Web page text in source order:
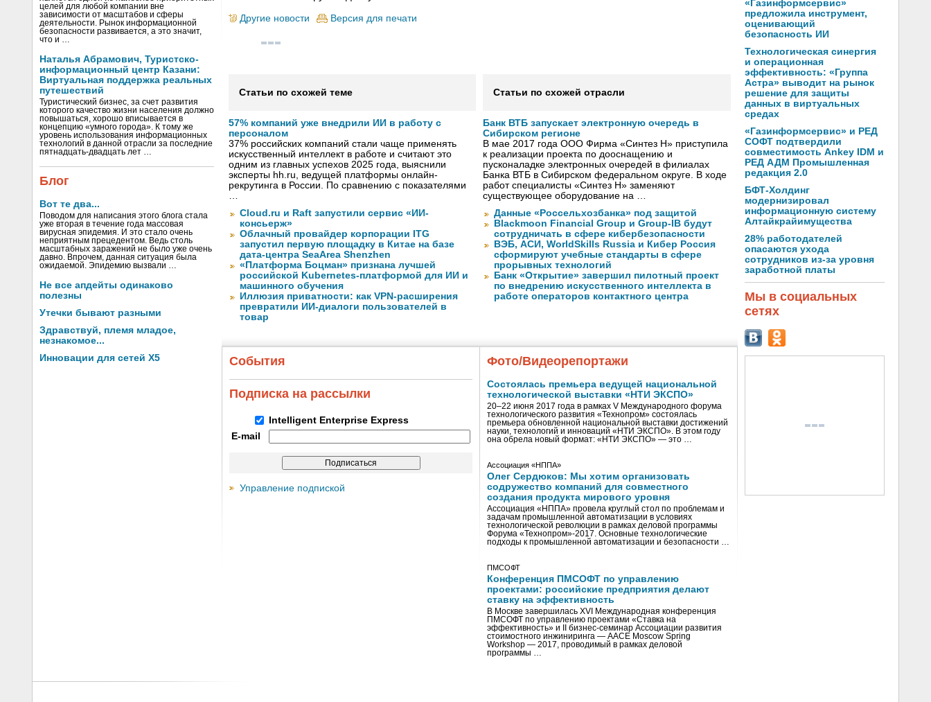
целей для любой компании вне
зависимости от масштабов и сферы
деятельности. Рынок информационной
безопасности развивается, а это значит,
что и …
Наталья Абрамович, Туристско-
информационный центр Казани:
Виртуальная поддержка реальных
путешествий
Туристический бизнес, за счет развития
которого качество жизни населения должно
повышаться, хорошо вписывается в
концепцию «умного города». К тому же
уровень использования информационных
технологий в данной отрасли за последние
пятнадцать-двадцать лет …
Блог
Вот те два...
Поводом для написания этого блога стала
уже вторая в течение года массовая
вирусная эпидемия. И это стало очень
неприятным прецедентом. Ведь столь
масштабных заражений не было уже очень
давно. Впрочем, данная ситуация была
ожидаемой. Эпидемию вызвали …
Не все апдейты одинаково
полезны
Утечки бывают разными
Здравствуй, племя младое,
незнакомое...
Инновации для сетей X5
Другие новости Версия для печати
Статьи по схожей теме
57% компаний уже внедрили ИИ в работу с
персоналом
37% российских компаний стали чаще применять
искусственный интеллект в работе и считают это
одним из главных успехов 2025 года, выяснили
эксперты hh.ru, ведущей платформы онлайн-
рекрутинга в России. По сравнению с показателями
…
Cloud.ru и Raft запустили сервис «ИИ-
консьерж»
Облачный провайдер корпорации ITG
запустил первую площадку в Китае на базе
дата-центра SeaArea Shenzhen
«Платформа Боцман» признана лучшей
российской Kubernetes-платформой для ИИ и
машинного обучения
Иллюзия приватности: как VPN-расширения
превратили ИИ-диалоги пользователей в
товар
Статьи по схожей отрасли
Банк ВТБ запускает электронную очередь в
Сибирском регионе
В мае 2017 года ООО Фирма «Синтез Н» приступила
к реализации проекта по дооснащению и
пусконаладке электронных очередей в филиалах
Банка ВТБ в Сибирском федеральном округе. В ходе
работ специалисты «Синтез Н» заменяют
существующее оборудование на …
Данные «Россельхозбанка» под защитой
Blackmoon Financial Group и Group-IB будут
сотрудничать в сфере кибербезопасности
ВЭБ, АСИ, WorldSkills Russia и Кибер Россия
сформируют учебные стандарты в сфере
прорывных технологий
Банк «Открытие» завершил пилотный проект
по внедрению искусственного интеллекта в
работе операторов контактного центра
События
Подписка на рассылки
Intelligent Enterprise Express
E-mail
Управление подпиской
Фото/Видеорепортажи
Состоялась премьера ведущей национальной
технологической выставки «НТИ ЭКСПО»
20–22 июня 2017 года в рамках V Международного форума
технологического развития «Технопром» состоялась
премьера обновленной национальной выставки достижений
науки, технологий и инноваций «НТИ ЭКСПО». В этом году
она обрела новый формат: «НТИ ЭКСПО» — это …
Ассоциация «НППА»
Олег Сердюков: Мы хотим организовать
содружество компаний для совместного
создания продукта мирового уровня
Ассоциация «НППА» провела круглый стол по проблемам и
задачам промышленной автоматизации в условиях
технологической революции в рамках деловой программы
Форума «Технопром»-2017. Основные технологические
подходы к промышленной автоматизации и безопасности …
ПМСОФТ
Конференция ПМСОФТ по управлению
проектами: российские предприятия делают
ставку на эффективность
В Москве завершилась XVI Международная конференция
ПМСОФТ по управлению проектами «Ставка на
эффективность» и II бизнес-семинар Ассоциации развития
стоимостного инжиниринга — AACE Moscow Spring
Workshop — 2017, проводимый в рамках деловой
программы …
«Газинформсервис»
предложила инструмент,
оценивающий
безопасность ИИ
Технологическая синергия
и операционная
эффективность: «Группа
Астра» выводит на рынок
решение для защиты
данных в виртуальных
средах
«Газинформсервис» и РЕД
СОФТ подтвердили
совместимость Ankey IDM и
РЕД АДМ Промышленная
редакция 2.0
БФТ-Холдинг
модернизировал
информационную систему
Алтайкрайимущества
28% работодателей
опасаются ухода
сотрудников из-за уровня
заработной платы
Мы в социальных
сетях